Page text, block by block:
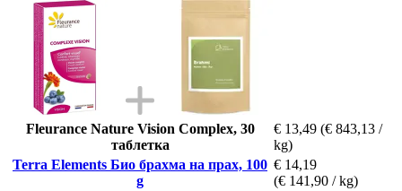
Fleurance Nature Vision Complex, 30
таблетка
€ 13,49 (€ 843,13 /
kg)
Terra Elements Био брахма на прах, 100
g
€ 14,19
(€ 141,90 / kg)